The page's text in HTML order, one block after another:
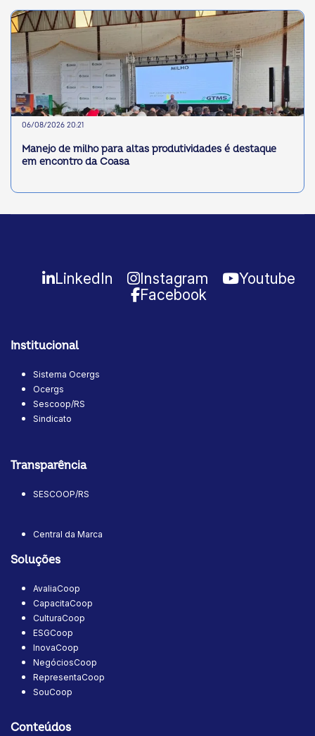
06/08/2026 20:21
Manejo de milho para altas produtividades é destaque
em encontro da Coasa
LinkedIn Instagram
Youtube
Facebook
Institucional
Sistema Ocergs
Ocergs
Sescoop/RS
Sindicato
Transparência
SESCOOP/RS
Central da Marca
Soluções
AvaliaCoop
CapacitaCoop
CulturaCoop
ESGCoop
InovaCoop
NegóciosCoop
RepresentaCoop
SouCoop
Conteúdos